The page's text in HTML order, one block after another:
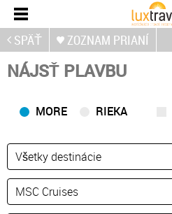
SPÄŤ ZOZNAM PRIANÍ
NÁJSŤ PLAVBU
MORE RIEKA